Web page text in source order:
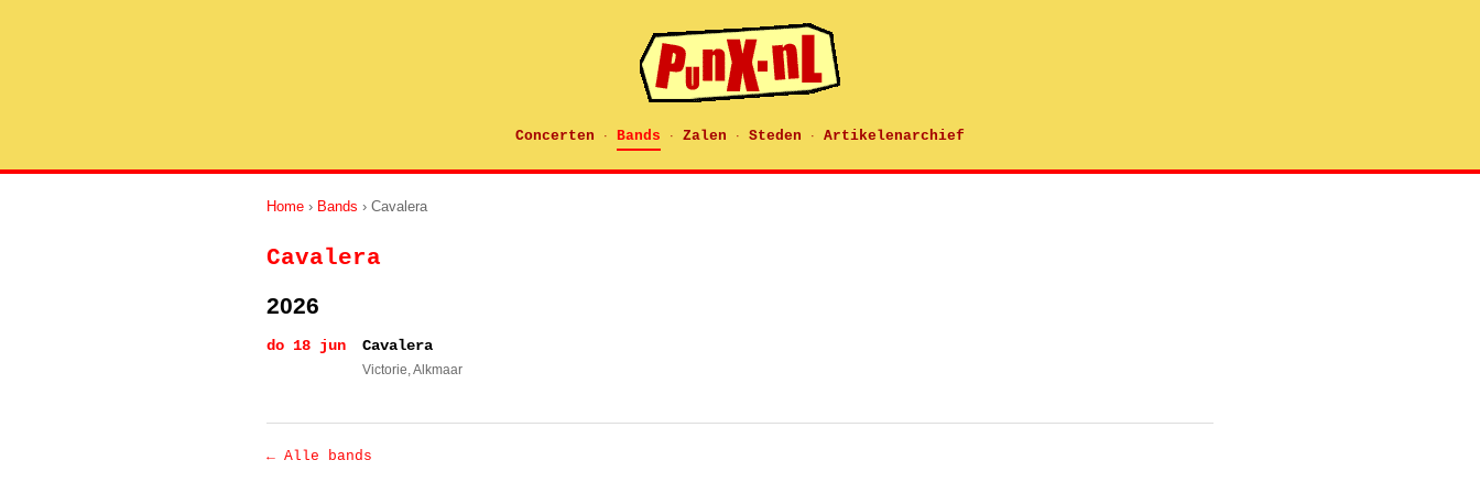
Concerten · Bands · Zalen · Steden · Artikelenarchief
Home › Bands › Cavalera
Cavalera
2026
do 18 jun Cavalera
Victorie, Alkmaar
← Alle bands